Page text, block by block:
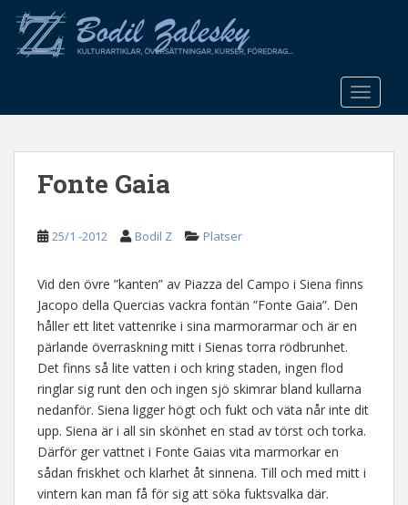
o
Fonte Gaia
25/1 -2012 Bodil Z Platser
Vid den övre ”kanten” av Piazza del Campo i Siena finns
Jacopo della Quercias vackra fontän ”Fonte Gaia”. Den
håller ett litet vattenrike i sina marmorarmar och är en
pärlande överraskning mitt i Sienas torra rödbrunhet.
Det finns så lite vatten i och kring staden, ingen flod
ringlar sig runt den och ingen sjö skimrar bland kullarna
nedanför. Siena ligger högt och fukt och väta når inte dit
upp. Siena är i all sin skönhet en stad av törst och torka.
Därför ger vattnet i Fonte Gaias vita marmorkar en
sådan friskhet och klarhet åt sinnena. Till och med mitt i
vintern kan man få för sig att söka fuktsvalka där.